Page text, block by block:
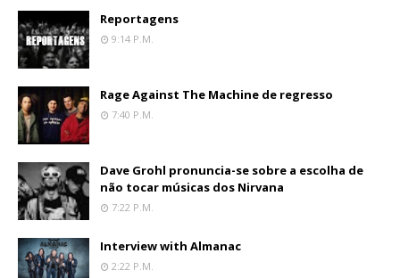
Reportagens
9:14 P.m.
Rage Against The Machine de regresso
7:40 P.m.
Dave Grohl pronuncia-se sobre a escolha de
não tocar músicas dos Nirvana
7:22 P.m.
Interview with Almanac
2:22 P.m.